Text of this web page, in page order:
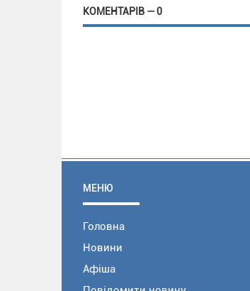
КОМЕНТАРІВ — 0
МЕНЮ
Головна
Новини
Афіша